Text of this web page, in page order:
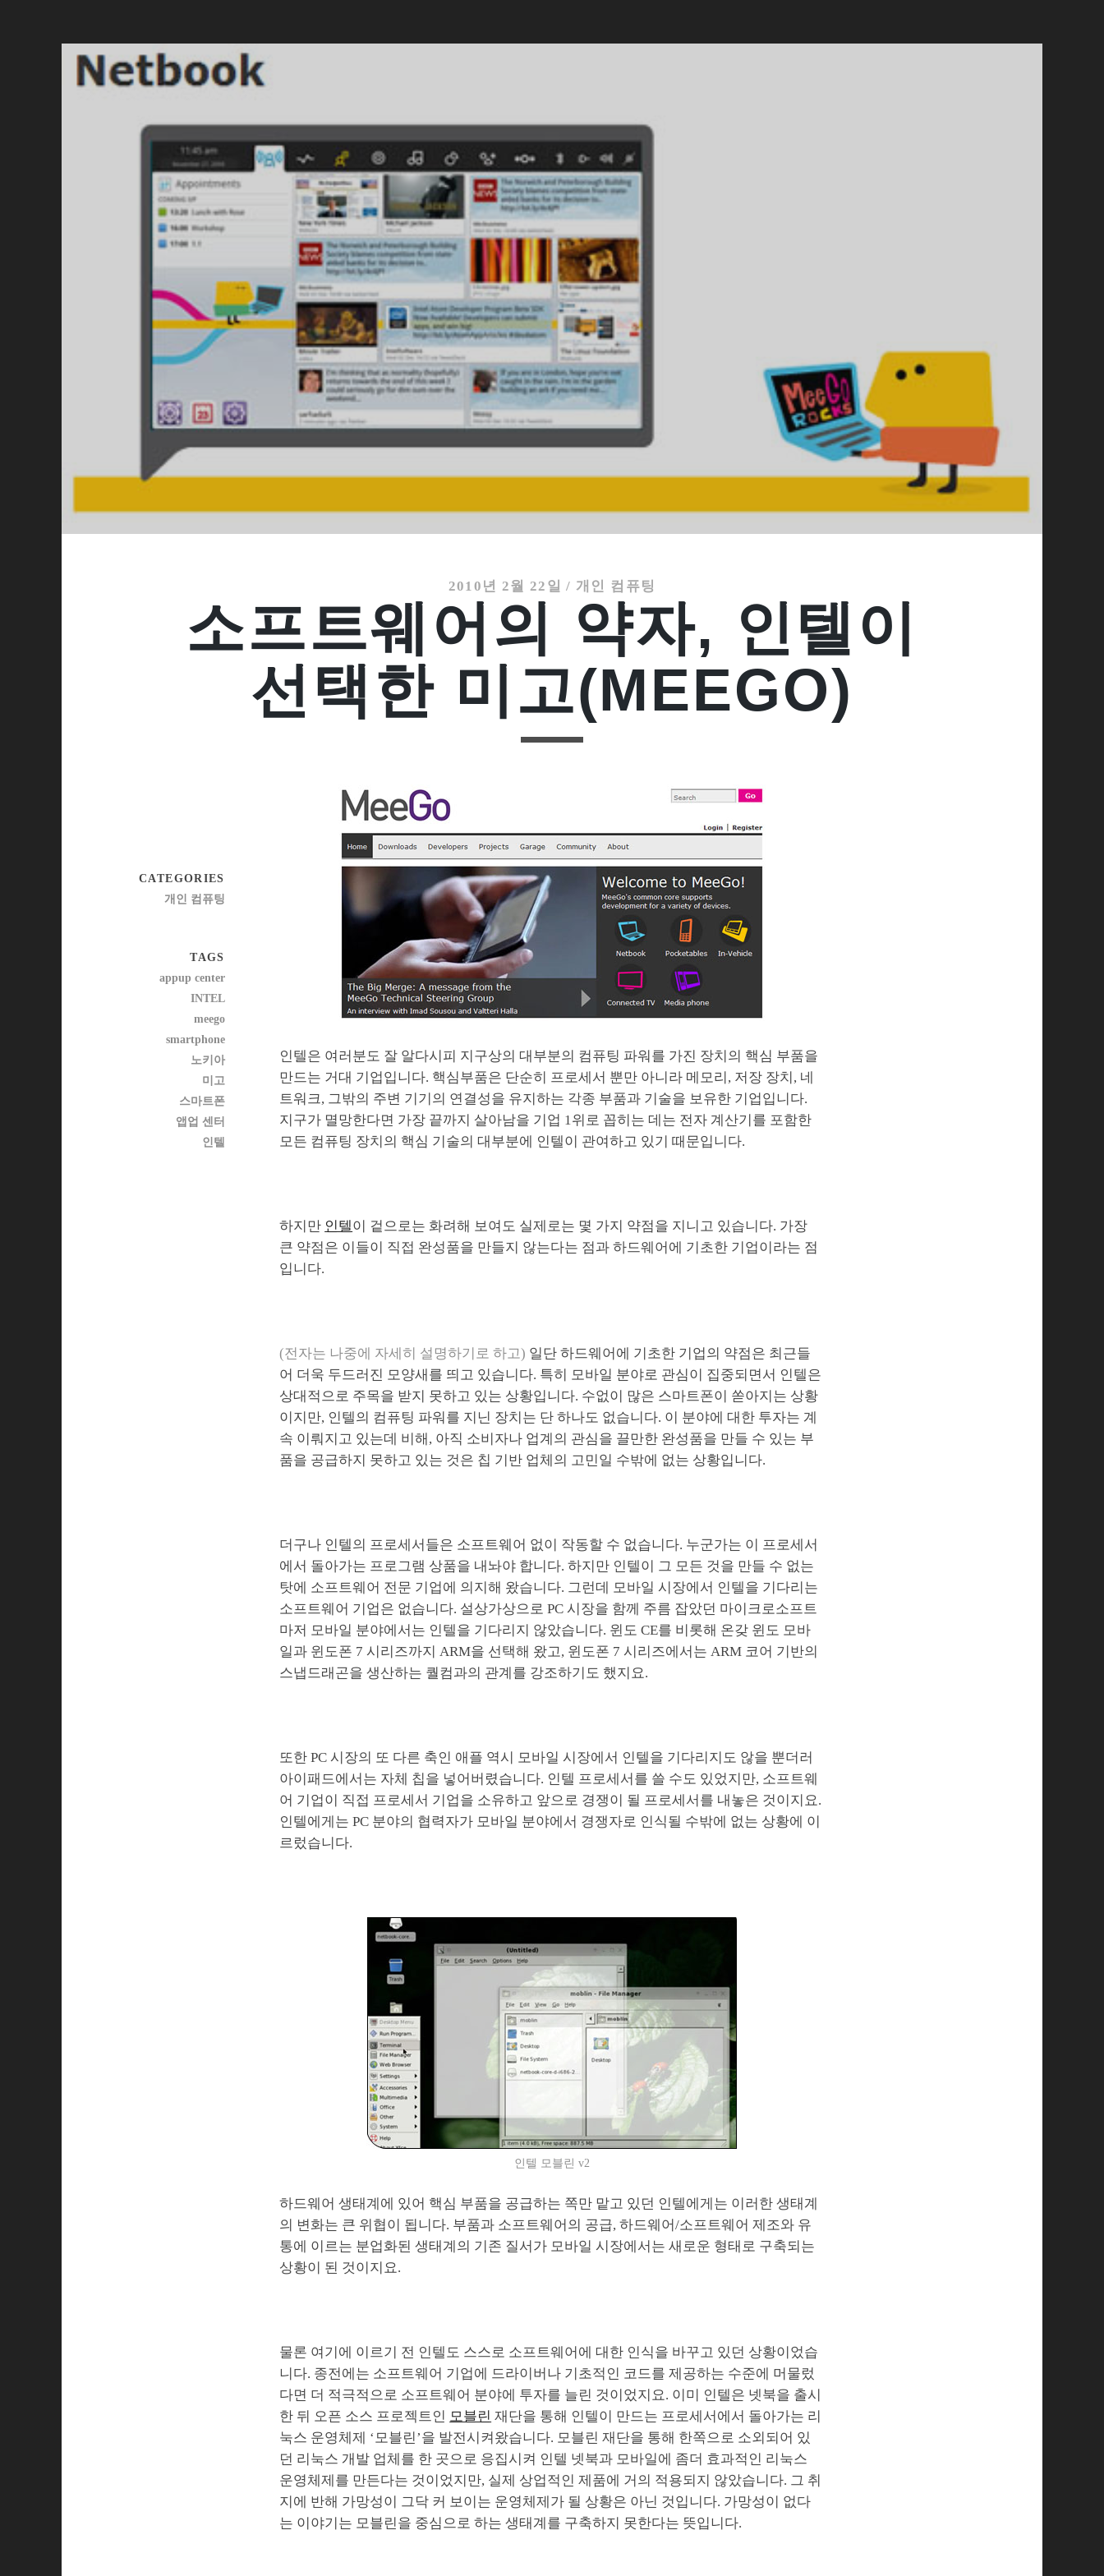
2010년 2월 22일 / 개인 컴퓨팅
소프트웨어의 약자, 인텔이
선택한 미고(MEEGO)
인텔은 여러분도 잘 알다시피 지구상의 대부분의 컴퓨팅 파워를 가진 장치의 핵심 부품을
만드는 거대 기업입니다. 핵심부품은 단순히 프로세서 뿐만 아니라 메모리, 저장 장치, 네
트워크, 그밖의 주변 기기의 연결성을 유지하는 각종 부품과 기술을 보유한 기업입니다.
지구가 멸망한다면 가장 끝까지 살아남을 기업 1위로 꼽히는 데는 전자 계산기를 포함한
모든 컴퓨팅 장치의 핵심 기술의 대부분에 인텔이 관여하고 있기 때문입니다.
하지만 인텔이 겉으로는 화려해 보여도 실제로는 몇 가지 약점을 지니고 있습니다. 가장
큰 약점은 이들이 직접 완성품을 만들지 않는다는 점과 하드웨어에 기초한 기업이라는 점
입니다.
(전자는 나중에 자세히 설명하기로 하고) 일단 하드웨어에 기초한 기업의 약점은 최근들
어 더욱 두드러진 모양새를 띄고 있습니다. 특히 모바일 분야로 관심이 집중되면서 인텔은
상대적으로 주목을 받지 못하고 있는 상황입니다. 수없이 많은 스마트폰이 쏟아지는 상황
이지만, 인텔의 컴퓨팅 파워를 지닌 장치는 단 하나도 없습니다. 이 분야에 대한 투자는 계
속 이뤄지고 있는데 비해, 아직 소비자나 업계의 관심을 끌만한 완성품을 만들 수 있는 부
품을 공급하지 못하고 있는 것은 칩 기반 업체의 고민일 수밖에 없는 상황입니다.
더구나 인텔의 프로세서들은 소프트웨어 없이 작동할 수 없습니다. 누군가는 이 프로세서
에서 돌아가는 프로그램 상품을 내놔야 합니다. 하지만 인텔이 그 모든 것을 만들 수 없는
탓에 소프트웨어 전문 기업에 의지해 왔습니다. 그런데 모바일 시장에서 인텔을 기다리는
소프트웨어 기업은 없습니다. 설상가상으로 PC 시장을 함께 주름 잡았던 마이크로소프트
마저 모바일 분야에서는 인텔을 기다리지 않았습니다. 윈도 CE를 비롯해 온갖 윈도 모바
일과 윈도폰 7 시리즈까지 ARM을 선택해 왔고, 윈도폰 7 시리즈에서는 ARM 코어 기반의
스냅드래곤을 생산하는 퀄컴과의 관계를 강조하기도 했지요.
또한 PC 시장의 또 다른 축인 애플 역시 모바일 시장에서 인텔을 기다리지도 않을 뿐더러
아이패드에서는 자체 칩을 넣어버렸습니다. 인텔 프로세서를 쓸 수도 있었지만, 소프트웨
어 기업이 직접 프로세서 기업을 소유하고 앞으로 경쟁이 될 프로세서를 내놓은 것이지요.
인텔에게는 PC 분야의 협력자가 모바일 분야에서 경쟁자로 인식될 수밖에 없는 상황에 이
르렀습니다.
인텔 모블린 v2
하드웨어 생태계에 있어 핵심 부품을 공급하는 쪽만 맡고 있던 인텔에게는 이러한 생태계
의 변화는 큰 위협이 됩니다. 부품과 소프트웨어의 공급, 하드웨어/소프트웨어 제조와 유
통에 이르는 분업화된 생태계의 기존 질서가 모바일 시장에서는 새로운 형태로 구축되는
상황이 된 것이지요.
물론 여기에 이르기 전 인텔도 스스로 소프트웨어에 대한 인식을 바꾸고 있던 상황이었습
니다. 종전에는 소프트웨어 기업에 드라이버나 기초적인 코드를 제공하는 수준에 머물렀
다면 더 적극적으로 소프트웨어 분야에 투자를 늘린 것이었지요. 이미 인텔은 넷북을 출시
한 뒤 오픈 소스 프로젝트인 모블린 재단을 통해 인텔이 만드는 프로세서에서 돌아가는 리
눅스 운영체제 ‘모블린’을 발전시켜왔습니다. 모블린 재단을 통해 한쪽으로 소외되어 있
던 리눅스 개발 업체를 한 곳으로 응집시켜 인텔 넷북과 모바일에 좀더 효과적인 리눅스
운영체제를 만든다는 것이었지만, 실제 상업적인 제품에 거의 적용되지 않았습니다. 그 취
지에 반해 가망성이 그닥 커 보이는 운영체제가 될 상황은 아닌 것입니다. 가망성이 없다
는 이야기는 모블린을 중심으로 하는 생태계를 구축하지 못한다는 뜻입니다.
CATEGORIES
개인 컴퓨팅
TAGS
appup center
INTEL
meego
smartphone
노키아
미고
스마트폰
앱업 센터
인텔